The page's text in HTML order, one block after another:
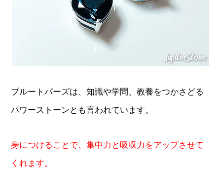
ブルートパーズは、知識や学問、教養をつかさどる
パワーストーンとも言われています。
身につけることで、集中力と吸収力をアップさせて
くれます。